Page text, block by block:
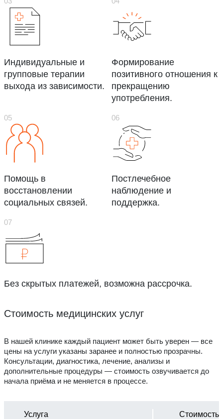
Индивидуальные и
групповые терапии
выхода из зависимости.
Формирование
позитивного отношения к
прекращению
употребления.
Помощь в
восстановлении
социальных связей.
Постлечебное
наблюдение и
поддержка.
Без скрытых платежей, возможна рассрочка.
Стоимость медицинских услуг
В нашей клинике каждый пациент может быть уверен — все
цены на услуги указаны заранее и полностью прозрачны.
Консультации, диагностика, лечение, анализы и
дополнительные процедуры — стоимость озвучивается до
начала приёма и не меняется в процессе.
Услуга Стоимость